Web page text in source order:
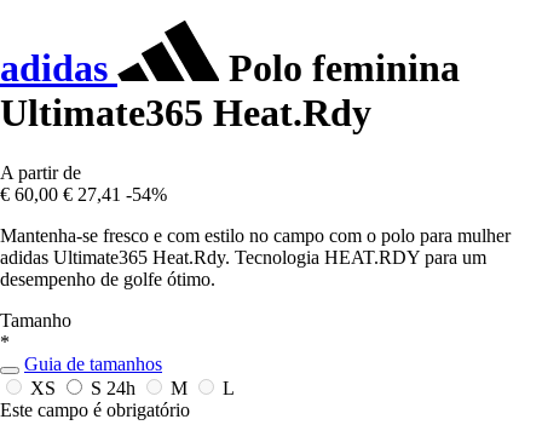
adidas
Polo feminina
Ultimate365 Heat.Rdy
A partir de
€ 60,00 € 27,41 -54%
Mantenha-se fresco e com estilo no campo com o polo para mulher
adidas Ultimate365 Heat.Rdy. Tecnologia HEAT.RDY para um
desempenho de golfe ótimo.
Tamanho
*
Guia de tamanhos
XS
S 24h M
L
Este campo é obrigatório